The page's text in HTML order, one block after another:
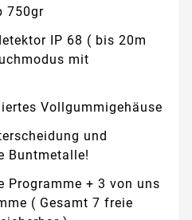
750gr
IP 68 ( bis 20m
mit
Vollgummigehäuse
und
Buntmetalle!
Programme + 3 von uns
( Gesamt 7 freie